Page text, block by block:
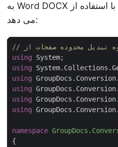
به Word DOCX را با استفاده از REST API در C# نشان
می دهد:
using
using
using
using
using
using
namespace
{